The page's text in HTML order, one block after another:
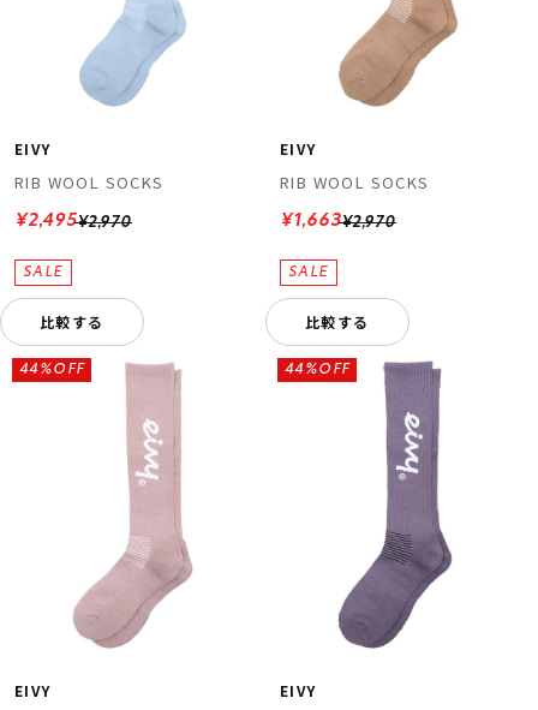
EIVY
RIB WOOL SOCKS
¥2,970
¥2,495
比較する
EIVY
RIB WOOL SOCKS
¥2,970
¥1,663
比較する
EIVY
44%OFF
EIVY
44%OFF